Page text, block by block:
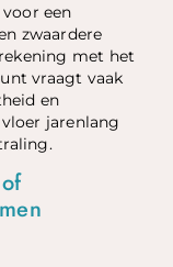
een
zwaardere
met het
vraagt vaak
en
jarenlang